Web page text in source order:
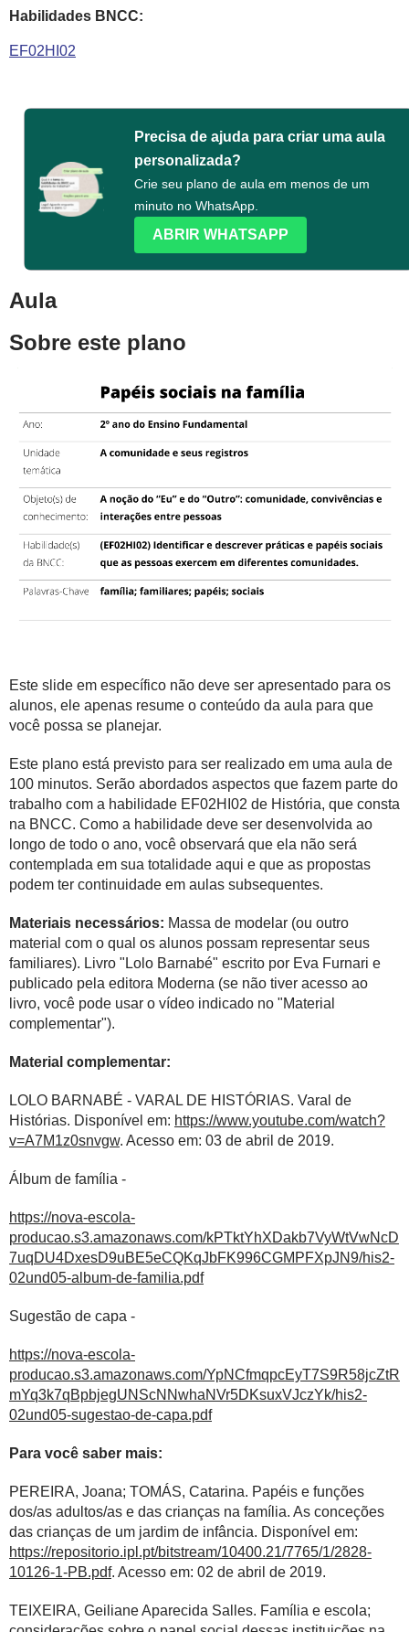
Habilidades BNCC:
EF02HI02
Precisa de ajuda para criar uma aula
personalizada?
Crie seu plano de aula em menos de um
minuto no WhatsApp.
ABRIR WHATSAPP
Aula
Sobre este plano
Este slide em específico não deve ser apresentado para os
alunos, ele apenas resume o conteúdo da aula para que
você possa se planejar.
Este plano está previsto para ser realizado em uma aula de
100 minutos. Serão abordados aspectos que fazem parte do
trabalho com a habilidade EF02HI02 de História, que consta
na BNCC. Como a habilidade deve ser desenvolvida ao
longo de todo o ano, você observará que ela não será
contemplada em sua totalidade aqui e que as propostas
podem ter continuidade em aulas subsequentes.
Materiais necessários: Massa de modelar (ou outro
material com o qual os alunos possam representar seus
familiares). Livro "Lolo Barnabé" escrito por Eva Furnari e
publicado pela editora Moderna (se não tiver acesso ao
livro, você pode usar o vídeo indicado no "Material
complementar").
Material complementar:
LOLO BARNABÉ - VARAL DE HISTÓRIAS. Varal de
Histórias. Disponível em: https://www.youtube.com/watch?
v=A7M1z0snvgw. Acesso em: 03 de abril de 2019.
Álbum de família -
https://nova-escola-
producao.s3.amazonaws.com/kPTktYhXDakb7VyWtVwNcD
7uqDU4DxesD9uBE5eCQKqJbFK996CGMPFXpJN9/his2-
02und05-album-de-familia.pdf
Sugestão de capa -
https://nova-escola-
producao.s3.amazonaws.com/YpNCfmqpcEyT7S9R58jcZtR
mYq3k7qBpbjegUNScNNwhaNVr5DKsuxVJczYk/his2-
02und05-sugestao-de-capa.pdf
Para você saber mais:
PEREIRA, Joana; TOMÁS, Catarina. Papéis e funções
dos/as adultos/as e das crianças na família. As conceções
das crianças de um jardim de infância. Disponível em:
https://repositorio.ipl.pt/bitstream/10400.21/7765/1/2828-
10126-1-PB.pdf. Acesso em: 02 de abril de 2019.
TEIXEIRA, Geiliane Aparecida Salles. Família e escola;